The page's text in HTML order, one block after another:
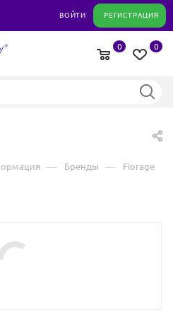
ВОЙТИ РЕГИСТРАЦИЯ
0
0
— Бренды — Fiorage